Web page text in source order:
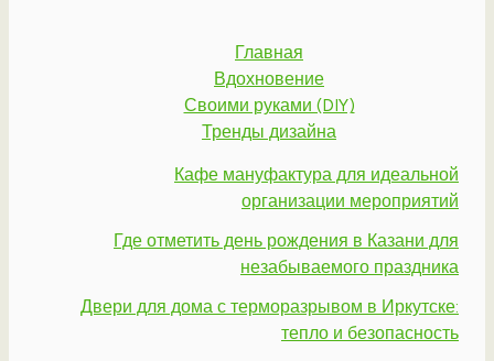
Главная
Вдохновение
Своими руками (DIY)
Тренды дизайна
Кафе мануфактура для идеальной
организации мероприятий
Где отметить день рождения в Казани для
незабываемого праздника
Двери для дома с терморазрывом в Иркутске:
тепло и безопасность